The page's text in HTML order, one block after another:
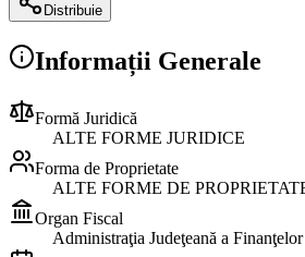
Distribuie
Informații Generale
Formă Juridică
ALTE FORME JURIDICE
Forma de Proprietate
ALTE FORME DE
Organ Fiscal
Administraţia Judeţeană a